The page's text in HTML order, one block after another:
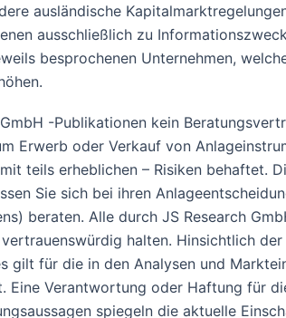
ausländische
ausschließlich zu
besprochenen Unternehmen,
-Publikationen kein
Erwerb oder Verkauf von
teils erheblichen – Risiken behaftet.
Sie sich bei ihren
beraten. Alle durch JS Research
halten. Hinsichtlich
gilt für die in den Analysen und
Eine Verantwortung oder Haftung für
spiegeln die aktuelle